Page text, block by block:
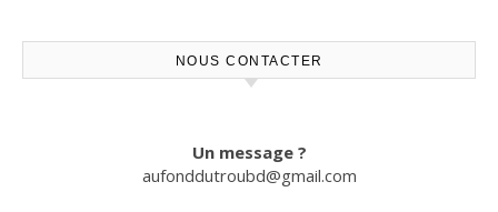
NOUS CONTACTER
Un message ?
aufonddutroubd@gmail.com